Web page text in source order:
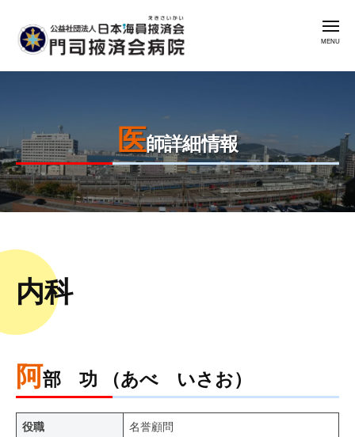
ン
キ
ッ
プ
公
団
法
人
日
海
掖
会
門
司
掖
門
会
病
院
メ
ニ
医師詳細情報
8
月
admin
内科
阿部 功 （あべ いさお）
役職 名誉顧問
社
団
法
海
員
掖
済
司
掖
病
院